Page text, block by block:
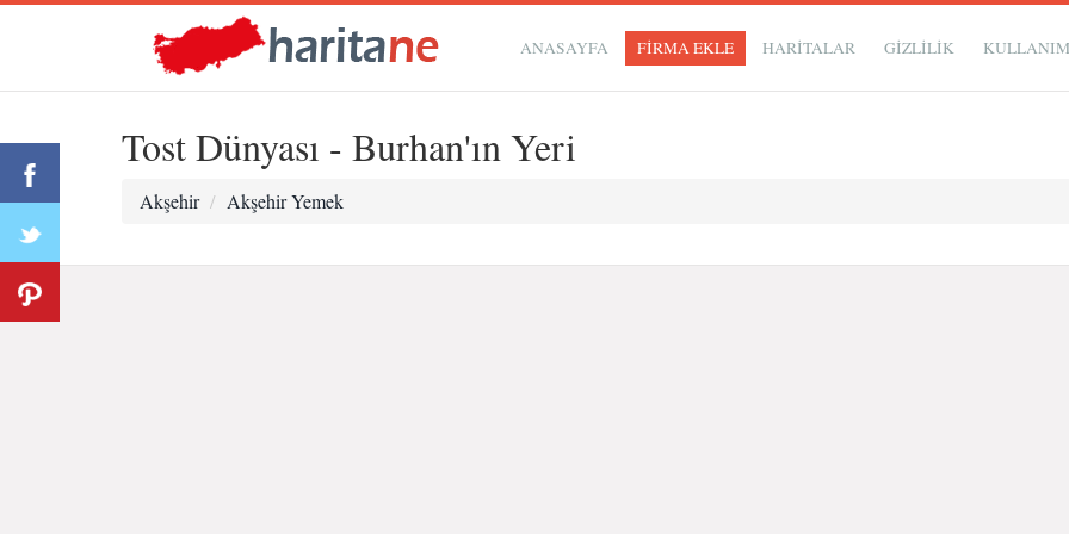
ANASAYFA FİRMA EKLE HARİTALAR GIZLILIK
Tost Dünyası - Burhan'ın Yeri
Akşehir Akşehir Yemek